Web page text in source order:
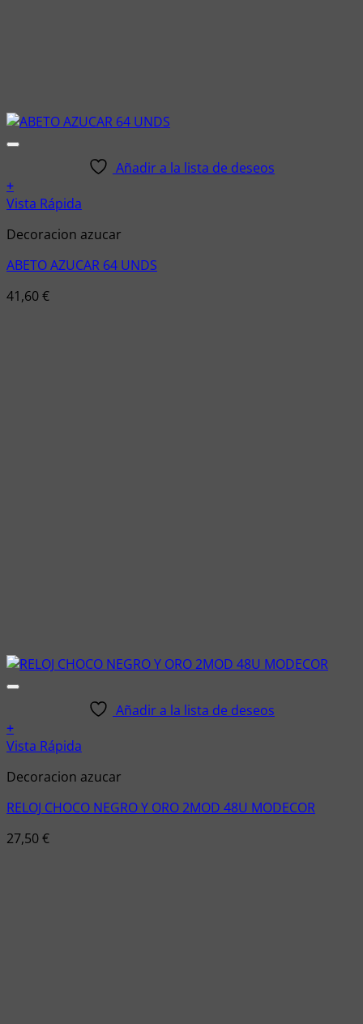
Añadir a la lista de deseos
+
Vista Rápida
Decoracion azucar
ABETO AZUCAR 64 UNDS
41,60€
Añadir a la lista de deseos
+
Vista Rápida
Decoracion azucar
RELOJ CHOCO NEGRO Y ORO 2MOD 48U MODECOR
27,50€